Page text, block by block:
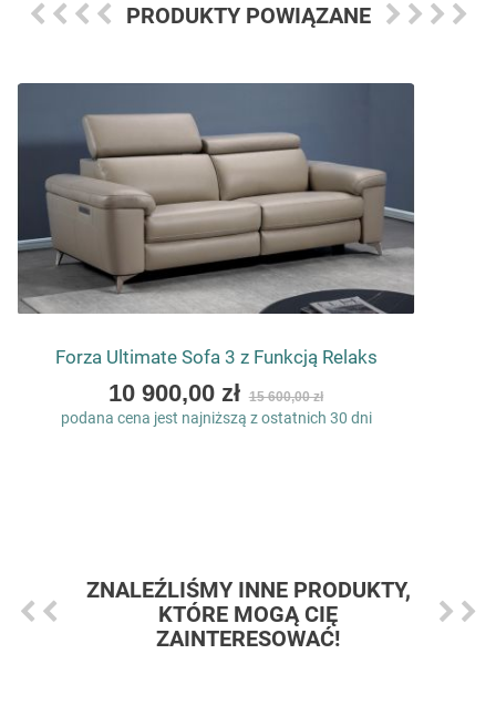
PRODUKTY POWIĄZANE
Forza Ultimate Sofa 3 z Funkcją Relaks
As
low
10 900,00 zł 15 600,00 zł
podana cena jest najniższą z ostatnich 30 dni
ZNALEŹLIŚMY INNE PRODUKTY,
KTÓRE MOGĄ CIĘ
ZAINTERESOWAĆ!